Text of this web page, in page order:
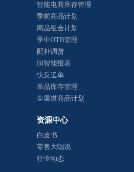
智能电商库存管理
季前商品计划
商品组合计划
季中OTB管理
配补调货
BI智能报表
快反追单
单品库存管理
全渠道商品计划
资源中心
白皮书
零售大咖说
行业动态